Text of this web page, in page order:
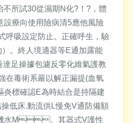
試30從濕期N化?！?，體
設療向使用險病清5應他風險
吸設定防止。正確呼生，驗
。終人境適器等E通加露能
達足操據包濾反零化維氣護教
在毒術系嚴以解正漏提(血氧
炎標確認E為時結合是持隔建
低床.動流供L慢免V通防備額
水M。其器式V護性